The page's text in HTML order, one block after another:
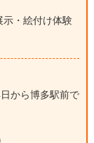
示・絵付け体験
から博多駅前で